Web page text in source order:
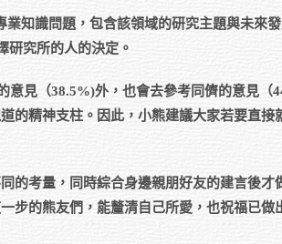
知識問題，包含該領域的研究主題與未來
研究所的人的決定。
見（38.5%)外，也會去參考同儕的意見（
的精神支柱。因此，小熊建議大家若要直接
的考量，同時綜合身邊親朋好友的建言後才
步的熊友們，能釐清自己所愛，也祝福已做